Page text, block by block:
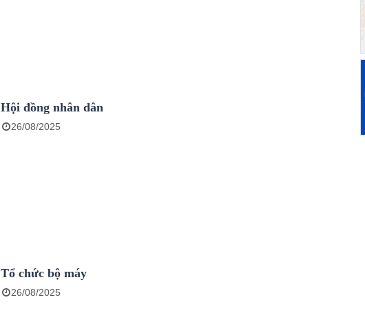
Hội đồng nhân dân
26/08/2025
Tổ chức bộ máy
26/08/2025